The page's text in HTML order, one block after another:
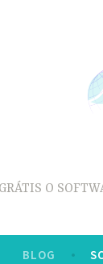
O
BLOG